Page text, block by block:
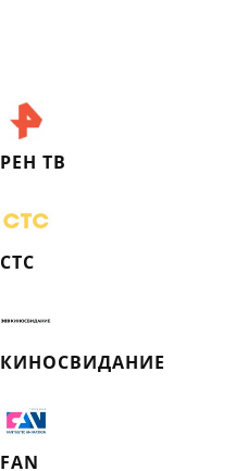
РЕН ТВ
СТС
КИНОСВИДАНИЕ
FAN